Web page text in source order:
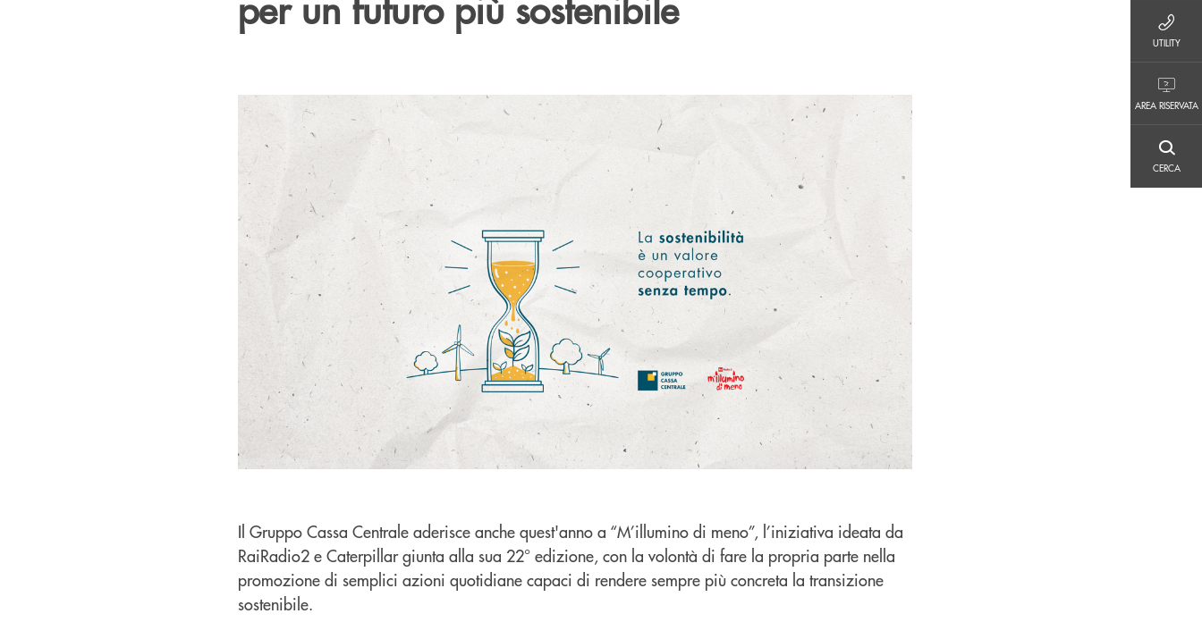
UTILITY
AREA RISERVATA
CERCA
Il Gruppo Cassa Centrale aderisce anche quest'anno a “M’illumino di meno”, l’iniziativa ideata da
RaiRadio2 e Caterpillar giunta alla sua 22° edizione, con la volontà di fare la propria parte nella
promozione di semplici azioni quotidiane capaci di rendere sempre più concreta la transizione
sostenibile.